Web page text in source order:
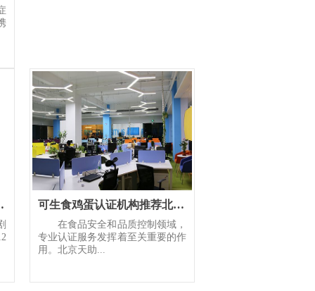
开科 可生食鸡蛋认证机构推荐北京天助圆梦专家团队全程把控
在食品安全和品质控制领域，
专业认证服务发挥着至关重要的作
用。北京天助...